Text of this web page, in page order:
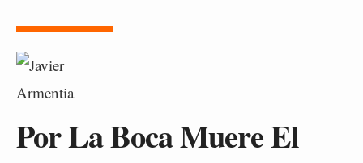
Por La Boca Muere El